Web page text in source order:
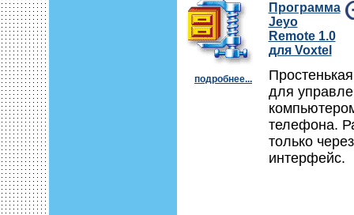
подробнее...
Программа
Jeyo
Remote 1.0
для Voxtel
для
телефона.
только
интерфейс.